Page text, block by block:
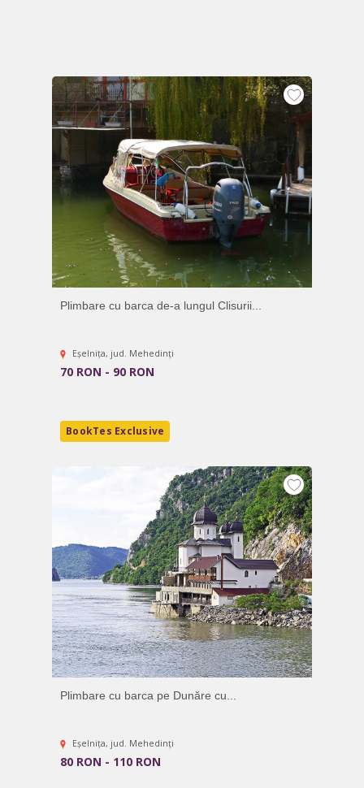
Plimbare cu barca de-a lungul Clisurii...
Eșelnița, jud. Mehedinți
70 RON - 90 RON
BookTes Exclusive
Plimbare cu barca pe Dunăre cu...
Eșelnița, jud. Mehedinți
80 RON - 110 RON